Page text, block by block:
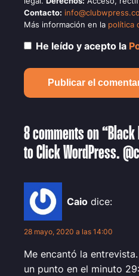
Contacto:
Más información en la política
He leído y acepto la
8 comments on “Black
to Click WordPress.
Caio dice:
28 mayo, 2020 a las 14:00
Me encantó la
un punto en el minuto